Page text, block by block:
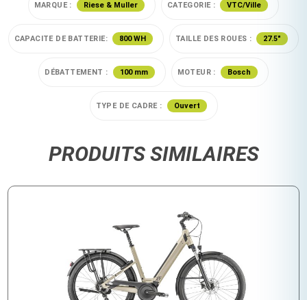
MARQUE : Riese & Muller CATEGORIE : VTC/Ville
CAPACITE DE BATTERIE: 800 WH TAILLE DES ROUES : 27.5"
DÉBATTEMENT : 100 mm MOTEUR : Bosch
TYPE DE CADRE : Ouvert
PRODUITS SIMILAIRES